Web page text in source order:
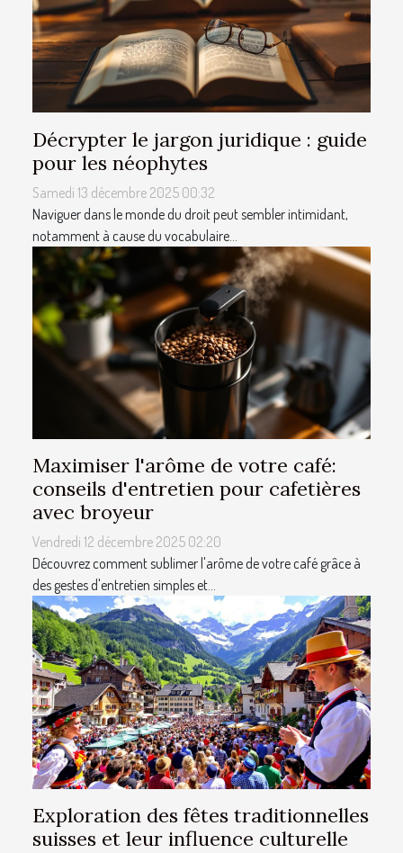
Décrypter le jargon juridique : guide
pour les néophytes
Samedi 13 décembre 2025 00:32
Naviguer dans le monde du droit peut sembler intimidant,
notamment à cause du vocabulaire...
Maximiser l'arôme de votre café:
conseils d'entretien pour cafetières
avec broyeur
Vendredi 12 décembre 2025 02:20
Découvrez comment sublimer l'arôme de votre café grâce à
des gestes d'entretien simples et...
Exploration des fêtes traditionnelles
suisses et leur influence culturelle